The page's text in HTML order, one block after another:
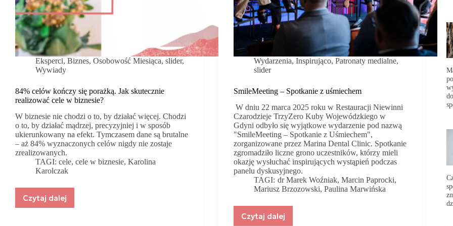
Eksperci, Biznes, Osobowość Miesiąca, slider,
Wywiady
84% celów kończy się porażką. Jak skutecznie
realizować cele w biznesie?
W biznesie nie chodzi o to, by działać więcej. Chodzi
o to, by działać mądrzej, precyzyjniej i w sposób
ukierunkowany na efekt. Tymczasem dane są brutalne
– aż 84% wyznaczonych celów nigdy nie zostaje
zrealizowanych.
TAGI: cele,cele w biznesie,Karolina
Karolczak
Czytaj dalej
84%
Wydarzenia,Inspirująco,Patronaty medialne,
slider
SmileMeeting – Spotkanie z uśmiechem
W dniu 22 marca 2025 roku w Restauracji Niewinni
Czarodzieje TrzyZero Kuby Wojewódzkiego w
Gdyni odbyło się wyjątkowe wydarzenie pod nazwą
"SmileMeeting – Spotkanie z Uśmiechem",
zorganizowane przez Marina Dental Clinic. Spotkanie
zgromadziło liczne grono uczestników, którzy mieli
okazję wysłuchać inspirujących wystąpień podczas
panelu dyskusyjnego.
TAGI: dr Marek Woźniak, Marcin Paprocki,
Mariusz Brzozowski,Paulina Marwińska
Czytaj dalejSmileMeeting